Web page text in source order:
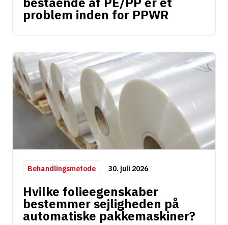
problem inden for PPWR
Behandlingsmetode 30. juli 2026
Hvilke folieegenskaber
bestemmer sejligheden på
automatiske pakkemaskiner?